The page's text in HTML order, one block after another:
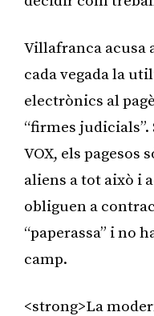
Villafranca acusa
cada vegada la
electrònics al
“firmes judicials”.
VOX, els pagesos
aliens a tot això i
obliguen a
“paperassa” i no
camp.
<strong>La